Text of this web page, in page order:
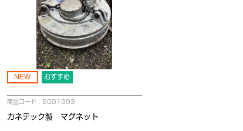
NEW おすすめ
商品コード：S001393
カネテック製 マグネット